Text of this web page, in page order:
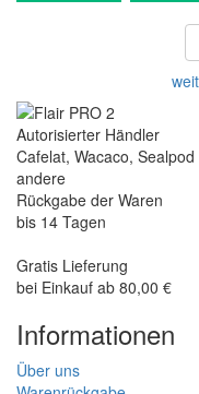
Autorisierter Händler
Cafelat, Wacaco, Sealpod
andere
Rückgabe der Waren
bis 14 Tagen
Gratis Lieferung
bei Einkauf ab 80,00 €
Informationen
Über uns